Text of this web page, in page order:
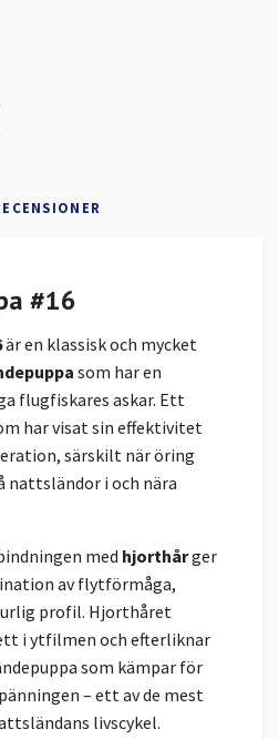
#16
är en klassisk och mycket
som har en
flugfiskares askar. Ett
har visat sin effektivitet
särskilt när öring
nattsländor i och nära
med hjorthårger
av flytförmåga,
profil. Hjorthåret
i ytfilmen och efterliknar
som kämpar för
– ett av de mest
livscykel.